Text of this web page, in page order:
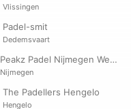
Vlissingen
Padel-smit
Dedemsvaart
Peakz Padel Nijmegen Westerpark | Padelclub
Nijmegen
The Padellers Hengelo
Hengelo